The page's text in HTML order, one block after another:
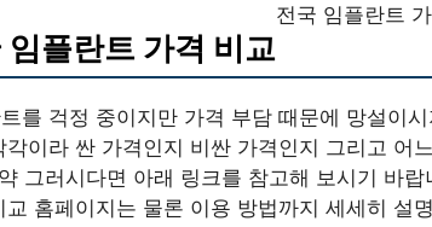
전국 임플란트
임플란트 가격 비교
를 걱정 중이지만 가격 부담 때문에 망설이
각이라 싼 가격인지 비싼 가격인지 그리고 어
그러시다면 아래 링크를 참고해 보시기 바
교 홈페이지는 물론 이용 방법까지 세세히 설